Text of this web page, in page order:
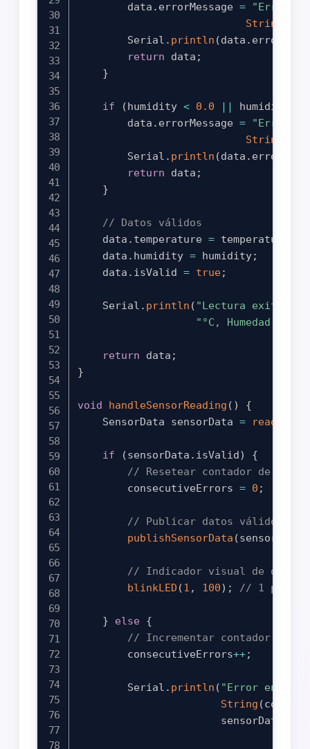
        data
. errorMessage =
"Error:
String
        Serial
. println (data .
return data ;
}
if (humidity < 0.0 || humidity
        data
. errorMessage =
"Error:
String
        Serial
. println (data .
return data ;
}
// Datos válidos
    data
. temperature = temperature
    data
. humidity = humidity;
    data
. isValid = true;
    Serial
. println ( "Lectura exitosa -
"°C, Humedad: "
return data ;
}
void handleSensorReading ( )
{
    SensorData sensorData
=
if (sensorData . isValid)
{
// Resetear contador de
        consecutiveErrors
= 0 ;
// Publicar datos válidos via
publishSensorData (sensorData
// Indicador visual de
blinkLED (1 , 100) ; // 1
} else {
// Incrementar contador de
        consecutiveErrors
++;
        Serial
. println ( "Error en
String (
                       sensorData